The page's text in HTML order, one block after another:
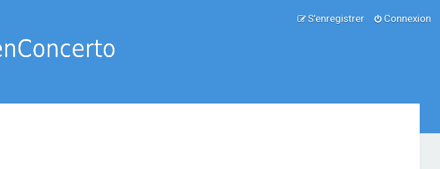
Connexion
S’enregistrer